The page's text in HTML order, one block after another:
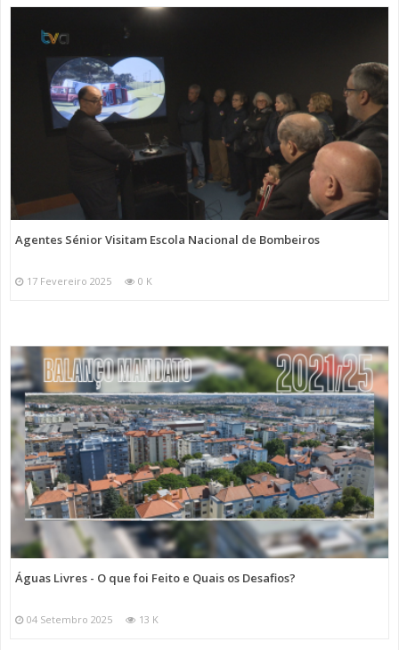
Agentes Sénior Visitam Escola Nacional de Bombeiros
17 Fevereiro 2025 0 K
Águas Livres - O que foi Feito e Quais os Desafios?
04 Setembro 2025 13 K